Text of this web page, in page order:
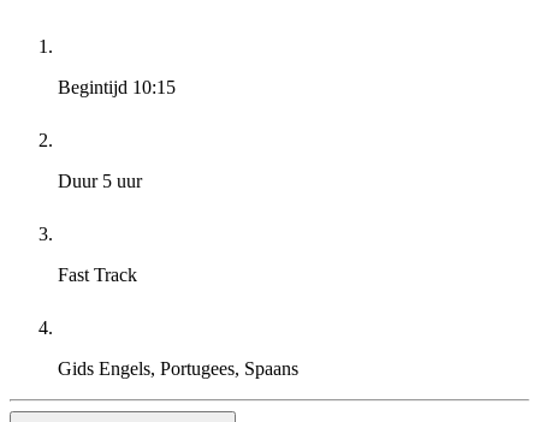
Begintijd 10:15
Duur 5 uur
Fast Track
Gids Engels, Portugees, Spaans